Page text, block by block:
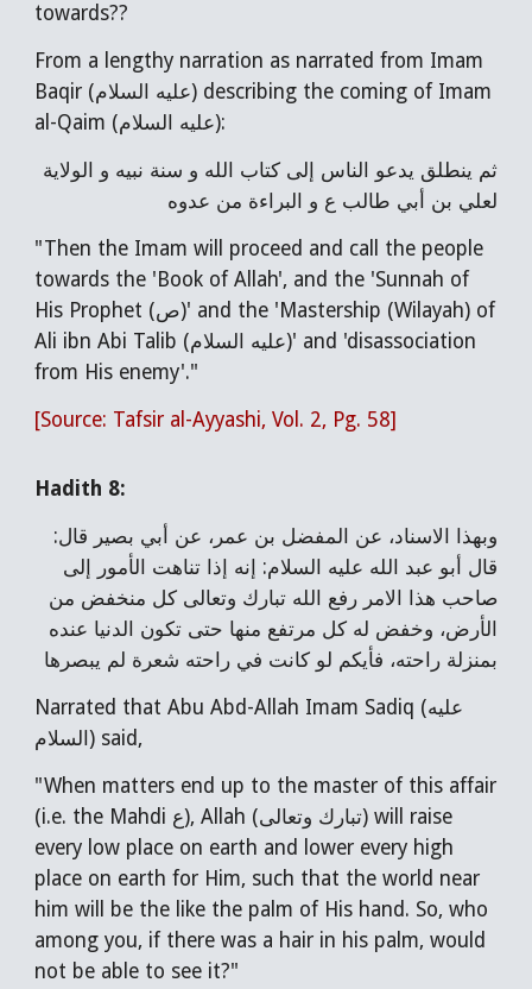
towards??
From a lengthy narration as narrated from Imam
Baqir (عليه السلام) describing the coming of Imam
al-Qaim (عليه السلام):
ثم ينطلق يدعو الناس إلى كتاب الله و سنة نبيه و الولاية
لعلي بن أبي طالب ع و البراءة من عدوه
"Then the Imam will proceed and call the people
towards the 'Book of Allah', and the 'Sunnah of
His Prophet (ص)' and the 'Mastership (Wilayah) of
Ali ibn Abi Talib (عليه السلام)' and 'disassociation
from His enemy'."
[Source: Tafsir al-Ayyashi, Vol. 2, Pg. 58]
Hadith 8:
وبهذا الاسناد، عن المفضل بن عمر، عن أبي بصير قال:
قال أبو عبد الله عليه السلام: إنه إذا تناهت الأمور إلى
صاحب هذا الامر رفع الله تبارك وتعالى كل منخفض من
الأرض، وخفض له كل مرتفع منها حتى تكون الدنيا عنده
بمنزلة راحته، فأيكم لو كانت في راحته شعرة لم يبصرها
Narrated that Abu Abd-Allah Imam Sadiq (عليه
السلام) said,
"When matters end up to the master of this affair
(i.e. the Mahdi ع), Allah (تبارك وتعالى) will raise
every low place on earth and lower every high
place on earth for Him, such that the world near
him will be the like the palm of His hand. So, who
among you, if there was a hair in his palm, would
not be able to see it?"